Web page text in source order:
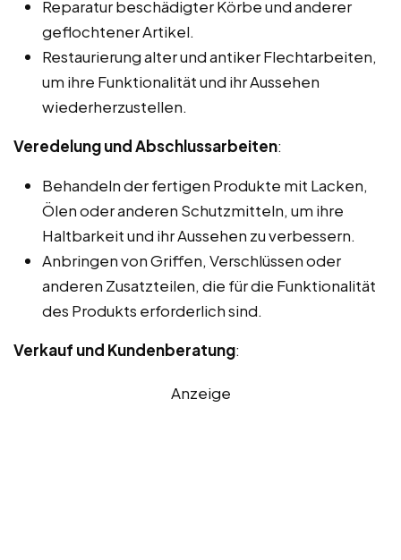
Reparatur beschädigter Körbe und anderer
geflochtener Artikel.
Restaurierung alter und antiker Flechtarbeiten,
um ihre Funktionalität und ihr Aussehen
wiederherzustellen.
Veredelung und Abschlussarbeiten:
Behandeln der fertigen Produkte mit Lacken,
Ölen oder anderen Schutzmitteln, um ihre
Haltbarkeit und ihr Aussehen zu verbessern.
Anbringen von Griffen, Verschlüssen oder
anderen Zusatzteilen, die für die Funktionalität
des Produkts erforderlich sind.
Verkauf und Kundenberatung:
Anzeige